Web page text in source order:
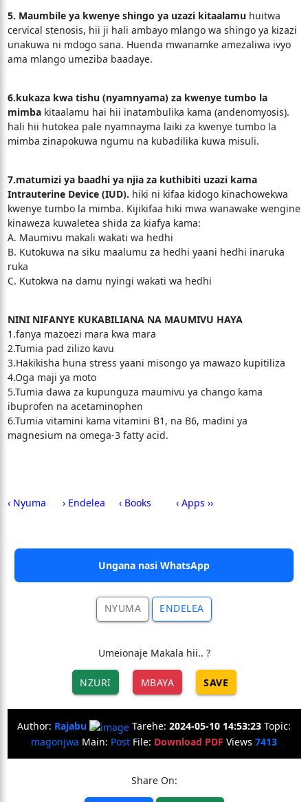
5. Maumbile ya kwenye shingo ya uzazi kitaalamuhuitwa
cervical stenosis, hii ji hali ambayo mlango wa shingo ya kizazi
unakuwa ni mdogo sana. Huenda mwanamke amezaliwa ivyo
ama mlango umeziba baadaye.
6.kukaza kwa tishu (nyamnyama) za kwenye tumbo la
mimbakitaalamu hai hii inatambulika kama (andenomyosis).
hali hii hutokea pale nyamnayma laiki za kwenye tumbo la
mimba zinapokuwa ngumu na kubadilika kuwa misuli.
7.matumizi ya baadhi ya njia za kuthibiti uzazi kama
Intrauterine Device (IUD). hiki ni kifaa kidogo kinachowekwa
kwenye tumbo la mimba. Kijikifaa hiki mwa wanawake wengine
kinaweza kuwaletea shida za kiafya kama:
A. Maumivu makali wakati wa hedhi
B. Kutokuwa na siku maalumu za hedhi yaani hedhi inaruka
ruka
C. Kutokwa na damu nyingi wakati wa hedhi
NINI NIFANYE KUKABILIANA NA MAUMIVU HAYA
1.fanya mazoezi mara kwa mara
2.Tumia pad zilizo kavu
3.Hakikisha huna stress yaani misongo ya mawazo kupitiliza
4.Oga maji ya moto
5.Tumia dawa za kupunguza maumivu ya chango kama
ibuprofen na acetaminophen
6.Tumia vitamini kama vitamini B1, na B6, madini ya
magnesium na omega-3 fatty acid.
‹ Nyuma › Endelea ‹ Books ‹ Apps ››
Ungana nasi WhatsApp
NYUMA ENDELEA
Umeionaje Makala hii.. ?
NZURI MBAYA SAVE
Author: Rajabu Tarehe: 2024-05-10 14:53:23 Topic:
magonjwa Main: Post File: Download PDF Views 7413
Share On: